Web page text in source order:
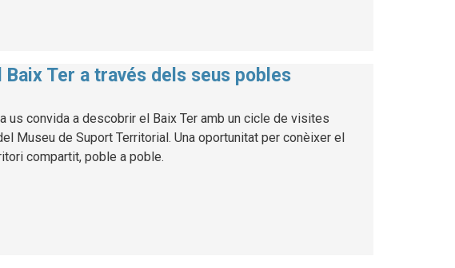
Ter a través dels seus pobles
us convida a descobrir el Baix Ter amb un cicle de visites
Museu de Suport Territorial. Una oportunitat per conèixer el
compartit, poble a poble.